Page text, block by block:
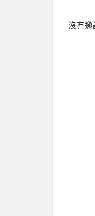
沒有邀